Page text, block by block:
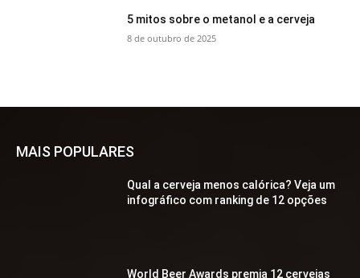
5 mitos sobre o metanol e a cerveja
8 de outubro de 2025
MAIS POPULARES
Qual a cerveja menos calórica? Veja um
infográfico com ranking de 12 opções
World Beer Awards premia 12 cervejas